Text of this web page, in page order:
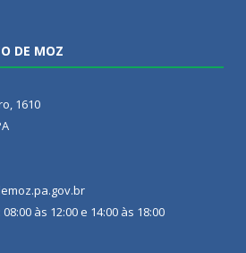
DE MOZ
1610
às 12:00 e 14:00 às 18:00